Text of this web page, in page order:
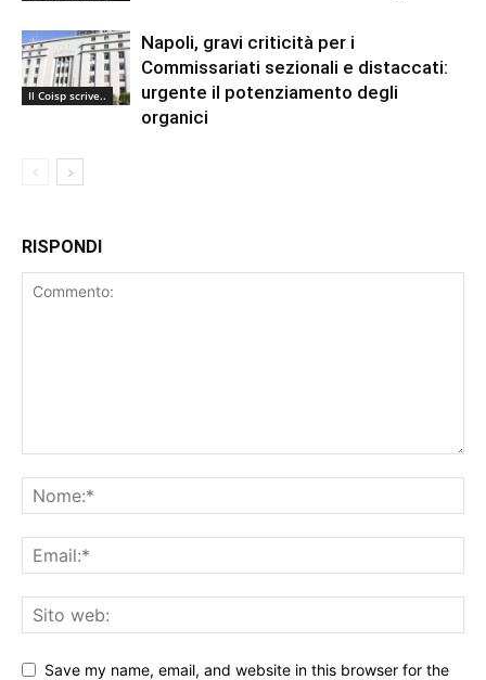
Il Coisp scrive..
Napoli, gravi criticità per i
Commissariati sezionali e distaccati:
urgente il potenziamento degli
organici
RISPONDI
Save my name, email, and website in this browser for the